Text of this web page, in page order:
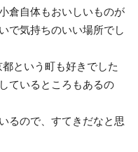
倉自体もおいしいものが
で気持ちのいい場所でし
という町も好きでした
ているところもあるの
るので、すてきだなと思